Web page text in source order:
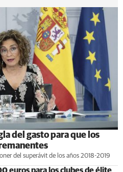
del gasto para que los
del superávit de los años 2018-2019
euros para los clubes de élite